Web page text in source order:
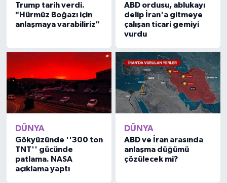
Trump tarih verdi.
"Hürmüz Boğazı için
anlaşmaya varabiliriz"
ABD ordusu, ablukayı
delip İran'a gitmeye
çalışan ticari gemiyi
vurdu
DÜNYA
Gökyüzünde ''300 ton
TNT'' gücünde
patlama. NASA
açıklama yaptı
DÜNYA
ABD ve İran arasında
anlaşma düğümü
çözülecek mi?